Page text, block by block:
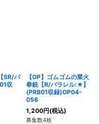
SR/パ
収
【OP】ゴムゴムの業火
拳銃【R/パラレル:★】
(PRB01収録)OP04-
056
1,200円(税込)
募集数4枚